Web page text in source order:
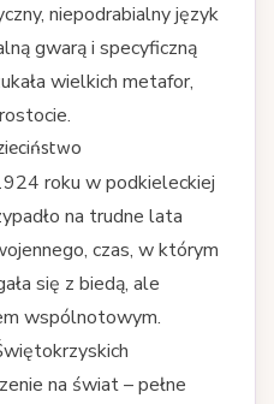
niepodrabialny język
gwarą i specyficzną
wielkich metafor,
roku w podkieleckiej
na trudne lata
czas, w którym
się z biedą, ale
wspólnotowym.
na świat – pełne